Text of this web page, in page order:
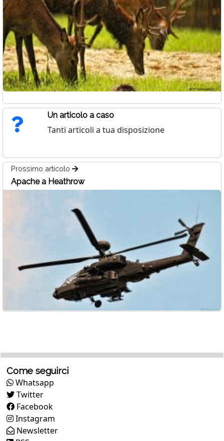
Un articolo a caso
Tanti articoli a tua disposizione
Prossimo articolo
Apache a Heathrow
Come seguirci
Whatsapp
Twitter
Facebook
Instagram
Newsletter